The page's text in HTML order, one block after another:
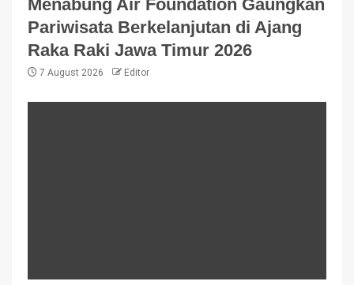
Menabung Air Foundation Gaungkan
Pariwisata Berkelanjutan di Ajang
Raka Raki Jawa Timur 2026
7 August 2026 Editor